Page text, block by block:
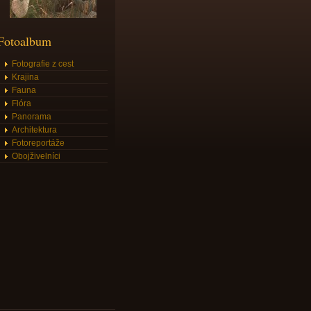
Fotografie z cest
Krajina
Fauna
Flóra
Panorama
Architektura
Fotoreportáže
Obojživelníci